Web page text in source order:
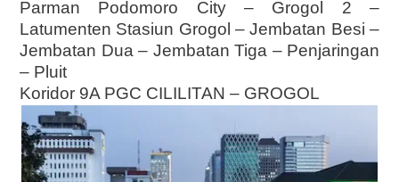
Parman Podomoro City – Grogol 2 –
Latumenten Stasiun Grogol – Jembatan Besi –
Jembatan Dua – Jembatan Tiga – Penjaringan
– Pluit
Koridor 9A PGC CILILITAN – GROGOL